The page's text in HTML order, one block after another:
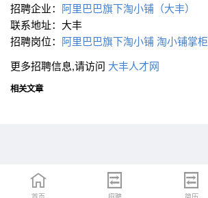
招聘企业： 阿里巴巴旗下淘小铺（大丰）
联系地址：大丰
招聘岗位： 阿里巴巴旗下淘小铺淘小铺掌柜
更多招聘信息,请访问 大丰人才网
相关文章